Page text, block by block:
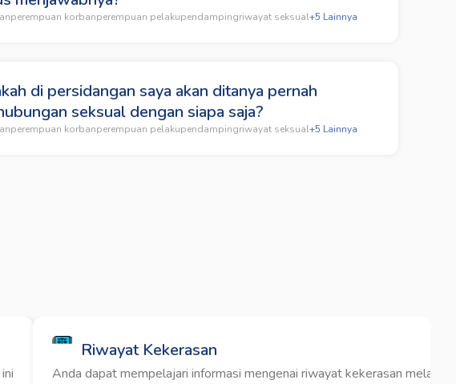
perempuan korbanperempuan pelakupendampingriwayat seksual+5 Lainnya
di persidangan saya akan ditanya pernah
seksual dengan siapa saja?
perempuan korbanperempuan pelakupendampingriwayat seksual+5 Lainnya
Riwayat Kekerasan
Anda dapat mempelajari informasi mengenai riwayat kekerasan melalui